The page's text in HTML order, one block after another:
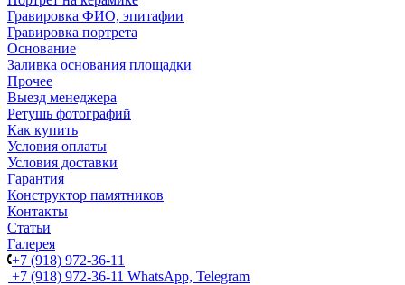
Гравировка ФИО, эпитафии
Гравировка портрета
Основание
Заливка основания площадки
Прочее
Выезд менеджера
Ретушь фотографий
Как купить
Условия оплаты
Условия доставки
Гарантия
Конструктор памятников
Контакты
Статьи
Галерея
+7 (918) 972-36-11
+7 (918) 972-36-11 WhatsApp, Telegram